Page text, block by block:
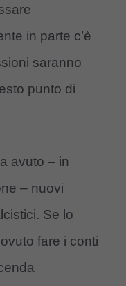
in parte c’è
saranno
punto di
avuto – in
– nuovi
Se lo
fare i conti